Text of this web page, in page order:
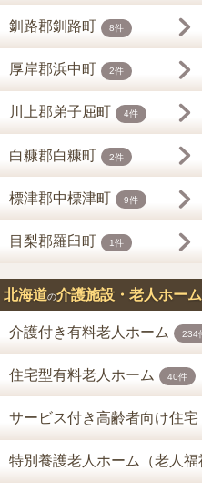
釧路郡釧路町 8件
厚岸郡浜中町 2件
川上郡弟子屈町 4件
白糠郡白糠町 2件
標津郡中標津町 9件
目梨郡羅臼町 1件
北海道の介護施設・老人ホーム
介護付き有料老人ホーム 234
住宅型有料老人ホーム 40件
サービス付き高齢者向け住宅
特別養護老人ホーム（老人福